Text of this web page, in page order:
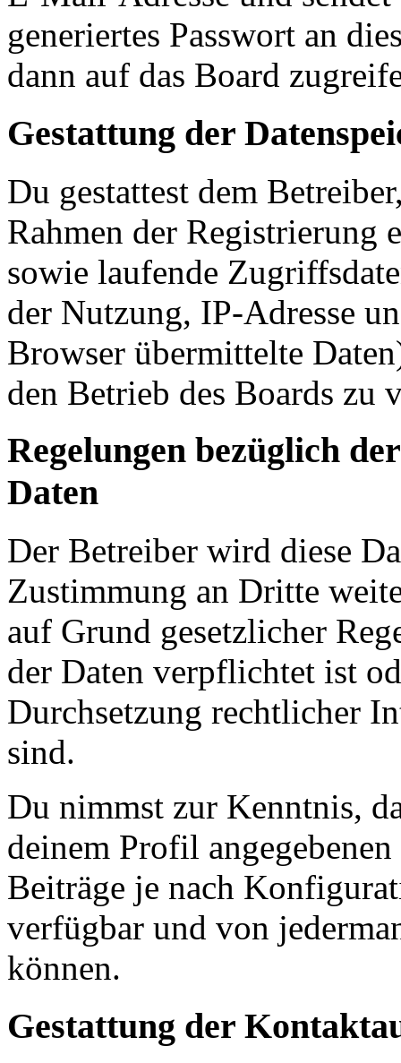
generiertes Passwort an
dann auf das Board
Gestattung der
Du gestattest dem
Rahmen der Registrierung
sowie laufende
der Nutzung, IP-Adresse
Browser übermittelte
den Betrieb des Boards zu
Regelungen bezüglich
Daten
Der Betreiber wird diese
Zustimmung an Dritte
auf Grund gesetzlicher
der Daten verpflichtet ist
Durchsetzung rechtlicher
sind.
Du nimmst zur Kenntnis,
deinem Profil
Beiträge je nach
verfügbar und von
können.
Gestattung der